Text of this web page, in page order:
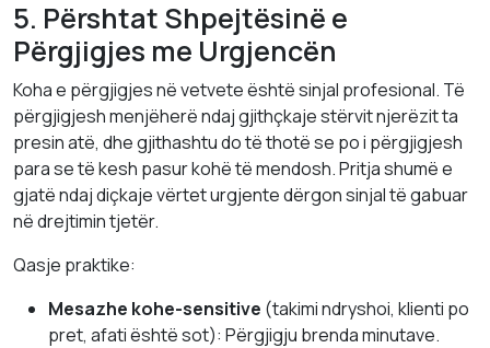
5. Përshtat Shpejtësinë e
Përgjigjes me Urgjencën
Koha e përgjigjes në vetvete është sinjal profesional. Të
përgjigjesh menjëherë ndaj gjithçkaje stërvit njerëzit ta
presin atë, dhe gjithashtu do të thotë se po i përgjigjesh
para se të kesh pasur kohë të mendosh. Pritja shumë e
gjatë ndaj diçkaje vërtet urgjente dërgon sinjal të gabuar
në drejtimin tjetër.
Qasje praktike:
Mesazhe kohe-sensitive (takimi ndryshoi, klienti po
pret, afati është sot): Pёrgjigju brenda minutave.